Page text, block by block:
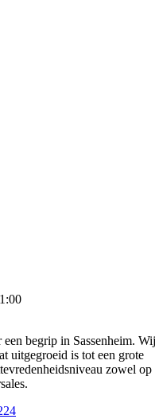
begrip in Sassenheim. Wij
uitgegroeid is tot een grote
zowel op